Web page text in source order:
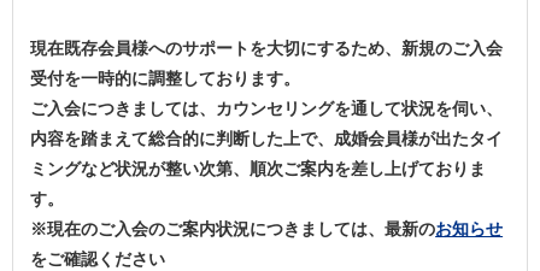
現在既存会員様へのサポートを大切にするため、新規のご入会
受付を一時的に調整しております。
ご入会につきましては、カウンセリングを通して状況を伺い、
内容を踏まえて総合的に判断した上で、成婚会員様が出たタイ
ミングなど状況が整い次第、順次ご案内を差し上げておりま
す。
※現在のご入会のご案内状況につきましては、最新のお知らせ
をご確認ください